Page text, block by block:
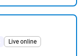
Live online